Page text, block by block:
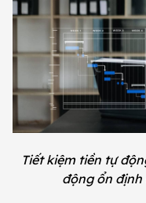
Tiết kiệm tiền tự
động ổn